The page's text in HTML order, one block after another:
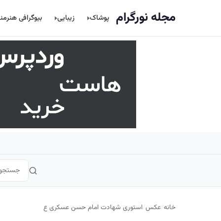
مجله نورگرام پوشاک زیبایی بیوگرافی
خانه/عکس/استوری شهادت امام حسن عسکری ع